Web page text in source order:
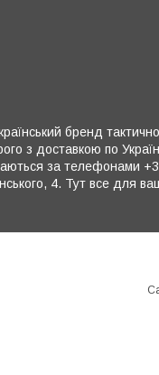
бренд
з доставкою по
за телефонами
4. Тут все для